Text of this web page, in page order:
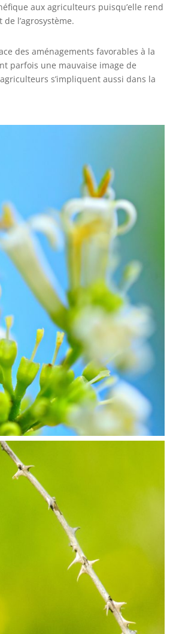
aux agriculteurs puisqu’elle rend
l’agrosystème.
des aménagements favorables à la
parfois une mauvaise image de
s’impliquent aussi dans la